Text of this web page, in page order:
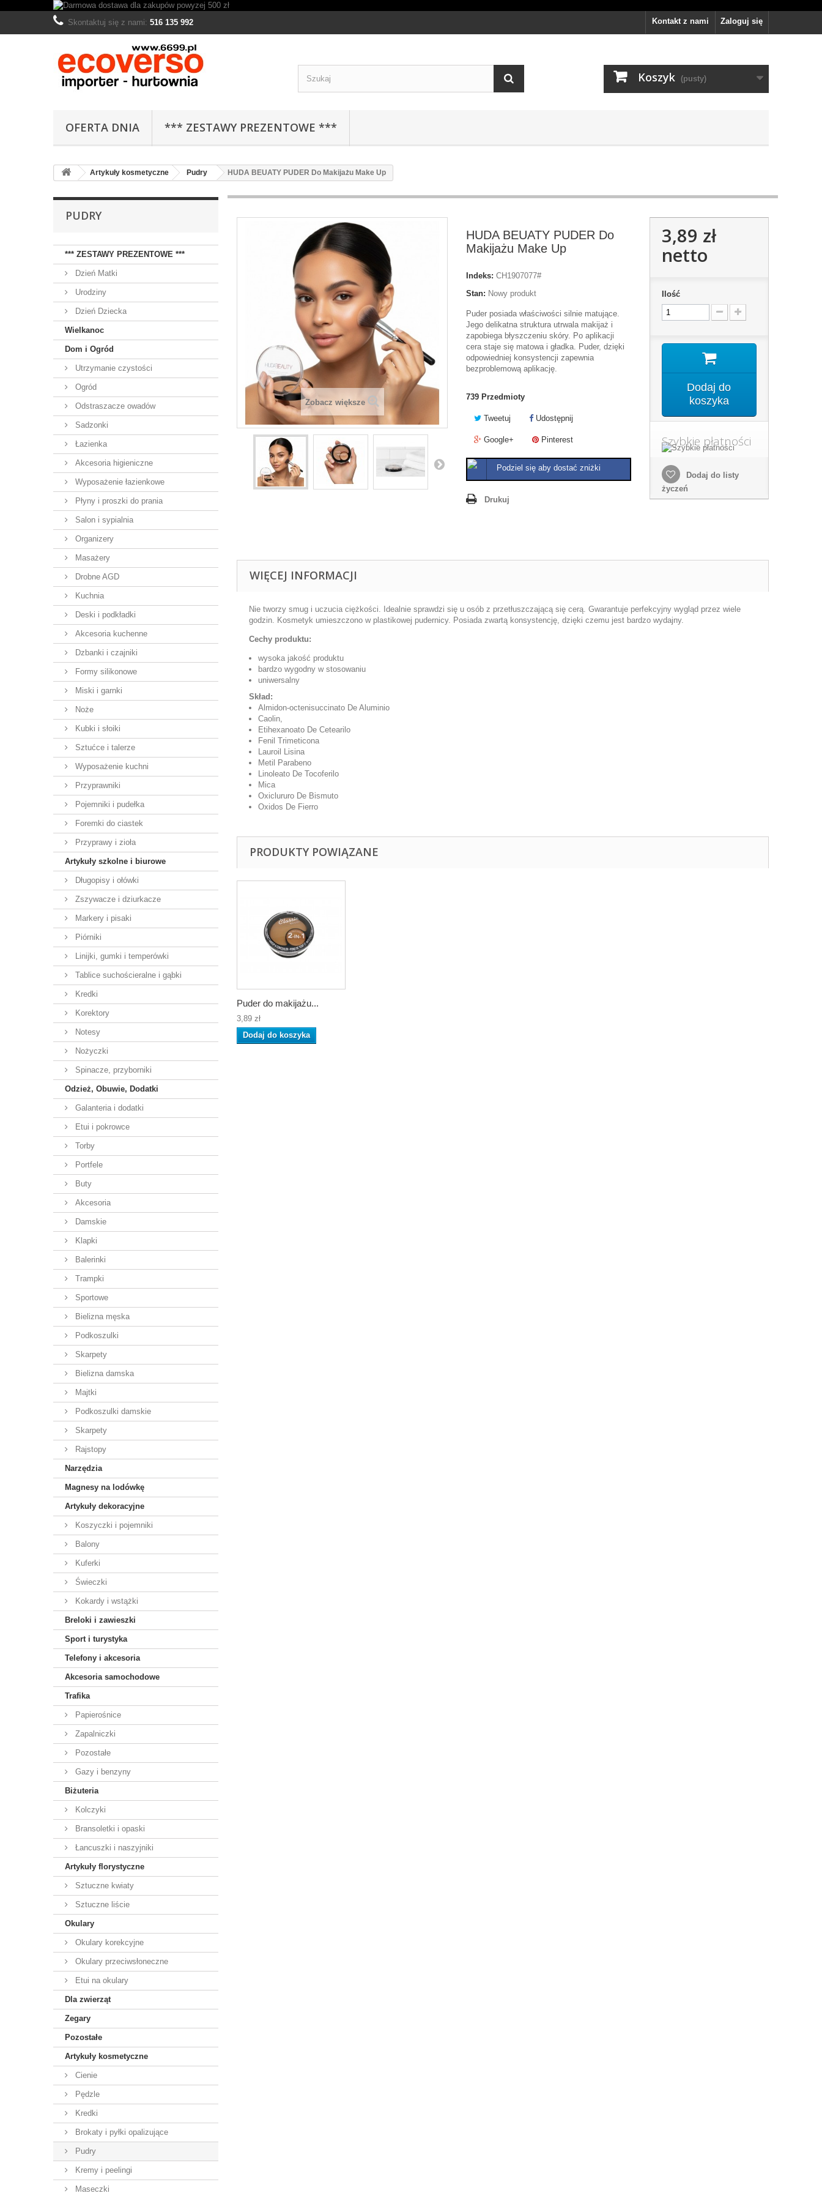
Zaloguj się
Kontakt z nami
Skontaktuj się z nami: 516 135 992
Koszyk (pusty)
OFERTA DNIA *** ZESTAWY PREZENTOWE ***
Artykuły kosmetyczne Pudry HUDA BEUATY PUDER Do Makijażu Make Up
PUDRY
*** ZESTAWY PREZENTOWE ***
Dzień Matki
Urodziny
Dzień Dziecka
Wielkanoc
Dom i Ogród
Utrzymanie czystości
Ogród
Odstraszacze owadów
Sadzonki
Łazienka
Akcesoria higieniczne
Wyposażenie łazienkowe
Płyny i proszki do prania
Salon i sypialnia
Organizery
Masażery
Drobne AGD
Kuchnia
Deski i podkładki
Akcesoria kuchenne
Dzbanki i czajniki
Formy silikonowe
Miski i garnki
Noże
Kubki i słoiki
Sztućce i talerze
Wyposażenie kuchni
Przyprawniki
Pojemniki i pudełka
Foremki do ciastek
Przyprawy i zioła
Artykuły szkolne i biurowe
Długopisy i ołówki
Zszywacze i dziurkacze
Markery i pisaki
Piórniki
Linijki, gumki i temperówki
Tablice suchościeralne i gąbki
Kredki
Korektory
Notesy
Nożyczki
Spinacze, przyborniki
Odzież, Obuwie, Dodatki
Galanteria i dodatki
Etui i pokrowce
Torby
Portfele
Buty
Akcesoria
Damskie
Klapki
Balerinki
Trampki
Sportowe
Bielizna męska
Podkoszulki
Skarpety
Bielizna damska
Majtki
Podkoszulki damskie
Skarpety
Rajstopy
Narzędzia
Magnesy na lodówkę
Artykuły dekoracyjne
Koszyczki i pojemniki
Balony
Kuferki
Świeczki
Kokardy i wstążki
Breloki i zawieszki
Sport i turystyka
Telefony i akcesoria
Akcesoria samochodowe
Trafika
Papierośnice
Zapalniczki
Pozostałe
Gazy i benzyny
Biżuteria
Kolczyki
Bransoletki i opaski
Łancuszki i naszyjniki
Artykuły florystyczne
Sztuczne kwiaty
Sztuczne liście
Okulary
Okulary korekcyjne
Okulary przeciwsłoneczne
Etui na okulary
Dla zwierząt
Zegary
Pozostałe
Artykuły kosmetyczne
Cienie
Pędzle
Kredki
Brokaty i pyłki opalizujące
Pudry
Kremy i peelingi
Maseczki
Zobacz większe
HUDA BEUATY PUDER Do
Makijażu Make Up
Indeks: CH1907077#
Stan: Nowy produkt
Puder posiada właściwości silnie matujące.
Jego delikatna struktura utrwala makijaż i
zapobiega błyszczeniu skóry. Po aplikacji
cera staje się matowa i gładka. Puder, dzięki
odpowiedniej konsystencji zapewnia
bezproblemową aplikację.
739 Przedmioty
Tweetuj Udostępnij
Google+ Pinterest
Podziel się aby dostać zniżki
Drukuj
3,89 zł
netto
Ilość
Dodaj do
koszyka
Szybkie płatności
Dodaj do listy
życzeń
WIĘCEJ INFORMACJI
Nie tworzy smug i uczucia ciężkości. Idealnie sprawdzi się u osób z przetłuszczającą się cerą. Gwarantuje perfekcyjny wygląd przez wiele
godzin. Kosmetyk umieszczono w plastikowej pudernicy. Posiada zwartą konsystencję, dzięki czemu jest bardzo wydajny.
Cechy produktu:
wysoka jakość produktu
bardzo wygodny w stosowaniu
uniwersalny
Skład:
Almidon-octenisuccinato De Aluminio
Caolin,
Etihexanoato De Cetearilo
Fenil Trimeticona
Lauroil Lisina
Metil Parabeno
Linoleato De Tocoferilo
Mica
Oxiclururo De Bismuto
Oxidos De Fierro
PRODUKTY POWIĄZANE
Puder do makijażu...
3,89 zł
Dodaj do koszyka